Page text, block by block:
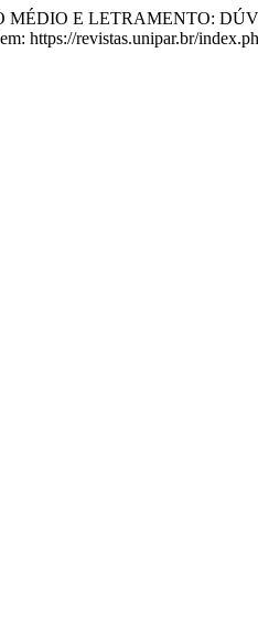
MÉDIO E LETRAMENTO:
https://revistas.unipar.br/